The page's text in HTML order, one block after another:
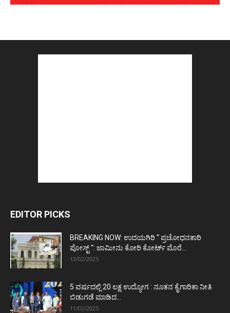
EDITOR PICKS
BREAKING NOW: ಉದಯಗಿರಿ “ ಪ್ರಚೋಧನಕಾರಿ
ಪೋಸ್ಟ್‌ “: ಜಾಮೀನು ಕೋರಿ ಕೋರ್ಟ್‌ ಮೊರೆ...
13/02/2025
5 ವರ್ಷದಲ್ಲಿ 20 ಲಕ್ಷ ಉದ್ಯೋಗ : ನೂತನ ಕೈಗಾರಿಕಾ ನೀತಿ
ಬಿಡುಗಡೆ ಮಾಡಿದ...
11/02/2025